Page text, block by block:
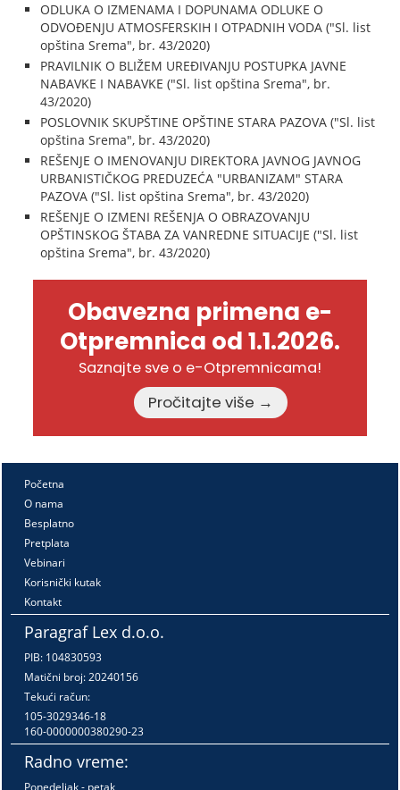
ODLUKA O IZMENAMA I DOPUNAMA ODLUKE O
ODVOĐENJU ATMOSFERSKIH I OTPADNIH VODA ("Sl. list
opština Srema", br. 43/2020)
PRAVILNIK O BLIŽEM UREĐIVANJU POSTUPKA JAVNE
NABAVKE I NABAVKE ("Sl. list opština Srema", br.
43/2020)
POSLOVNIK SKUPŠTINE OPŠTINE STARA PAZOVA ("Sl. list
opština Srema", br. 43/2020)
REŠENJE O IMENOVANJU DIREKTORA JAVNOG JAVNOG
URBANISTIČKOG PREDUZEĆA "URBANIZAM" STARA
PAZOVA ("Sl. list opština Srema", br. 43/2020)
REŠENJE O IZMENI REŠENJA O OBRAZOVANJU
OPŠTINSKOG ŠTABA ZA VANREDNE SITUACIJE ("Sl. list
opština Srema", br. 43/2020)
Obavezna primena e-
Otpremnica od 1.1.2026.
Saznajte sve o e-Otpremnicama!
Pročitajte više →
Početna
O nama
Besplatno
Pretplata
Vebinari
Korisnički kutak
Kontakt
Paragraf Lex d.o.o.
PIB: 104830593
Matični broj: 20240156
Tekući račun:
105-3029346-18
160-0000000380290-23
Radno vreme:
Ponedeljak - petak